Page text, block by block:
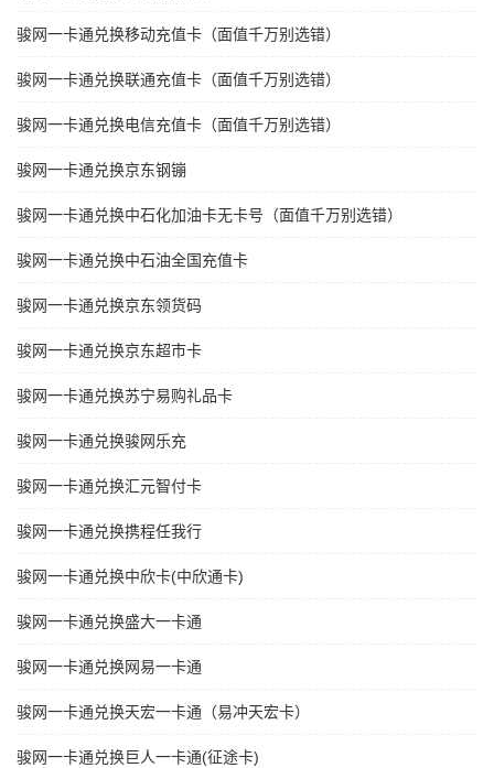
骏网一卡通兑换移动充值卡（面值千万别选错）
骏网一卡通兑换联通充值卡（面值千万别选错）
骏网一卡通兑换电信充值卡（面值千万别选错）
骏网一卡通兑换京东钢镚
骏网一卡通兑换中石化加油卡无卡号（面值千万别选错）
骏网一卡通兑换中石油全国充值卡
骏网一卡通兑换京东领货码
骏网一卡通兑换京东超市卡
骏网一卡通兑换苏宁易购礼品卡
骏网一卡通兑换骏网乐充
骏网一卡通兑换汇元智付卡
骏网一卡通兑换携程任我行
骏网一卡通兑换中欣卡(中欣通卡)
骏网一卡通兑换盛大一卡通
骏网一卡通兑换网易一卡通
骏网一卡通兑换天宏一卡通（易冲天宏卡）
骏网一卡通兑换巨人一卡通(征途卡)